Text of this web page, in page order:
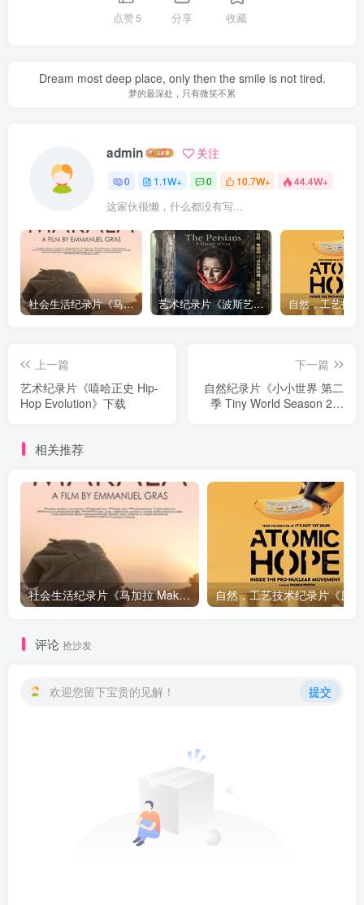
点赞5 分享 收藏
Dream most deep place, only then the smile is not tired.
梦的最深处，只有微笑不累
admin 关注
0 1.1W+ 0 10.7W+ 44.4W+
这家伙很懒，什么都没有写...
社会生活纪录片《马加拉 Makala》下载 艺术纪录片《波斯艺术 Art of Persia》下载
上一篇
艺术纪录片《嘻哈正史 Hip-
Hop Evolution》下载
下一篇
自然纪录片《小小世界 第二
季 Tiny World Season 2》
相关推荐
社会生活纪录片《马加拉 Makala》下载
评论 抢沙发
欢迎您留下宝贵的见解！ 提交